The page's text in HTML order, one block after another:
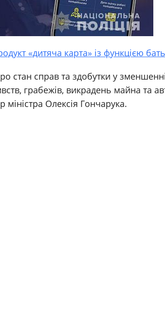
«дитяча карта» із функцією
стан справ та здобутки у зменшенні
грабежів, викрадень майна та
міністра Олексія Гончарука.